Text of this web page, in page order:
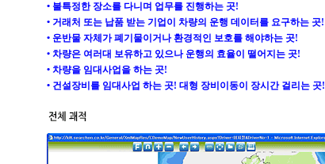
• 불특정한 장소를 다니며 업무를 진행하는 곳!
• 거래처 또는 납품 받는 기업이 차량의 운행 데이터를 요구하는 곳!
• 운반물 자체가 폐기물이거나 환경적인 보호를 해야하는 곳!
• 차량은 여러대 보유하고 있으나 운행의 효율이 떨어지는 곳!
• 차량을 임대사업을 하는 곳!
• 건설장비를 임대사업 하는 곳! 대형 장비이동이 장시간 걸리는 곳!